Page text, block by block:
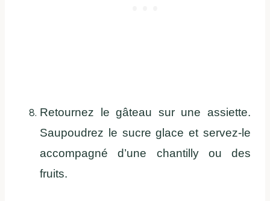
Retournez le gâteau sur une assiette.
Saupoudrez le sucre glace et servez-le
accompagné d’une chantilly ou des
fruits.